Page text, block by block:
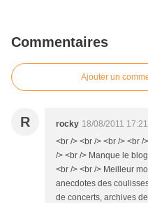
Commentaires
Ajouter un
R rocky 18/08/2011 17:21
<br /> <br /> <br /> <br
/> <br /> Manque le
<br /> <br /> Meilleur
anecdotes des
de concerts, archives